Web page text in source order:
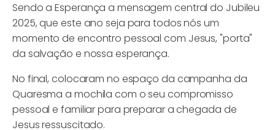
Sendo a Esperança a mensagem central do Jubileu
2025, que este ano seja para todos nós um
momento de encontro pessoal com Jesus, "porta"
da salvação e nossa esperança.
No final, colocaram no espaço da campanha da
Quaresma a mochila com o seu compromisso
pessoal e familiar para preparar a chegada de
Jesus ressuscitado.